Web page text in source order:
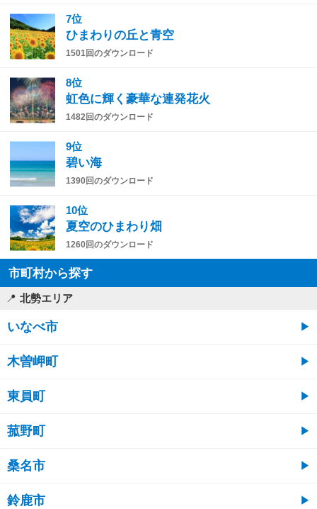
7位
ひまわりの丘と青空
1501回のダウンロード
8位
虹色に輝く豪華な連発花火
1482回のダウンロード
9位
碧い海
1390回のダウンロード
10位
夏空のひまわり畑
1260回のダウンロード
市町村から探す
北勢エリア
いなべ市
木曽岬町
東員町
菰野町
桑名市
鈴鹿市